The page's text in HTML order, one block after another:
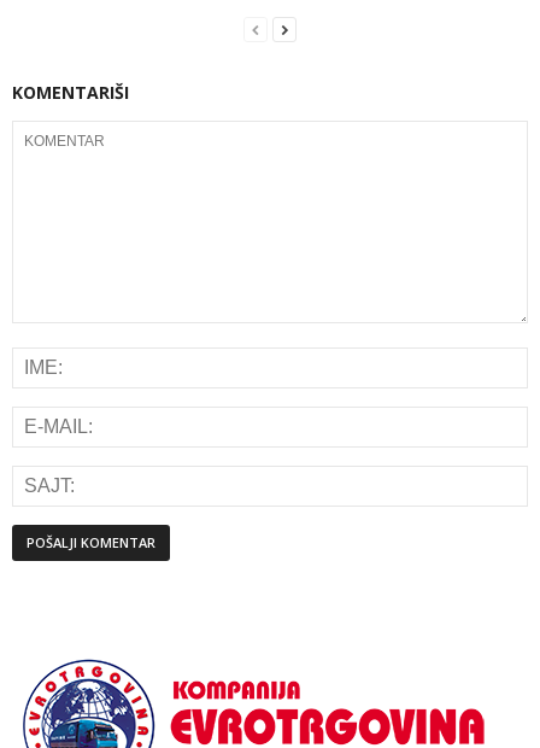
KOMENTARIŠI